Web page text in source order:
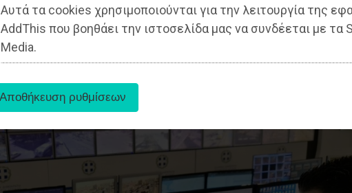
Αυτά τα cookies χρησιμοποιούνται για την λειτουργία της
AddThis που βοηθάει την ιστοσελίδα μας να συνδέεται με τα
Media.